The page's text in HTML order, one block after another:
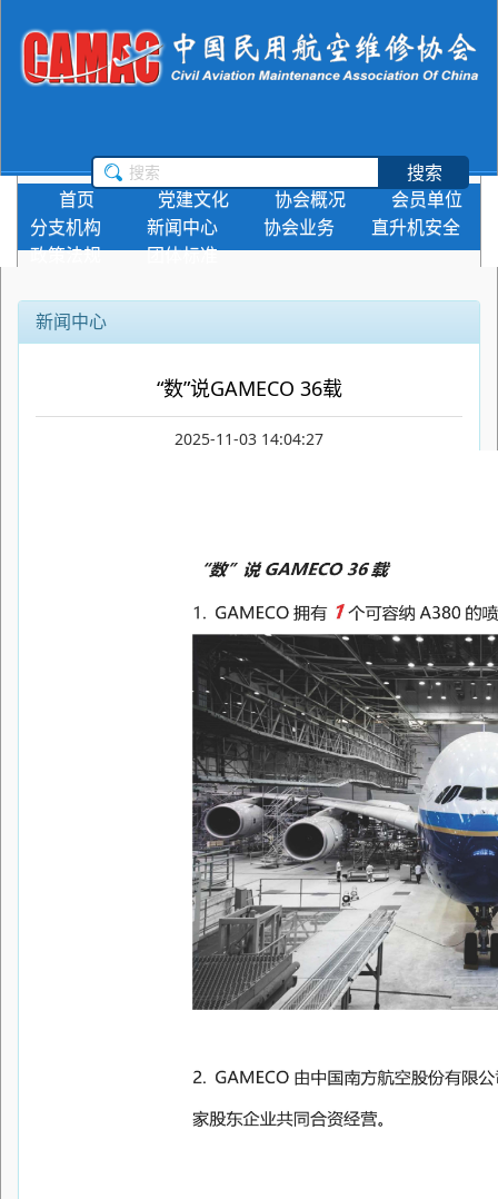
搜索
首页 党建文化 协会概况
会员单位
分支机构
新闻中心 协会业务
直升机安全
政策法规
团体标准
新闻中心
“数”说GAMECO 36载
2025-11-03 14:04:27